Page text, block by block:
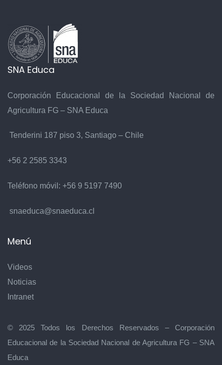
SNA Educa
Corporación Educacional de la Sociedad Nacional de
Agricultura FG – SNA Educa
Tenderini 187 piso 3, Santiago – Chile
+56 2 2585 3343
Teléfono móvil: +56 9 5197 7490
snaeduca@snaeduca.cl
Menú
Videos
Noticias
Intranet
© 2025 Todos los Derechos Reservados – Corporación
Educacional de la Sociedad Nacional de Agricultura FG – SNA
Educa